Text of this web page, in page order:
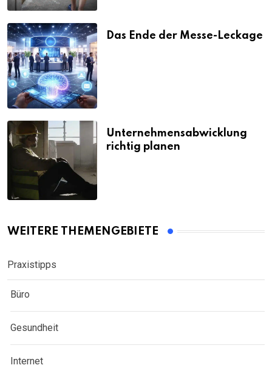
Das Ende der Messe-Leckage
Unternehmensabwicklung
richtig planen
WEITERE THEMENGEBIETE
Praxistipps
Büro
Gesundheit
Internet